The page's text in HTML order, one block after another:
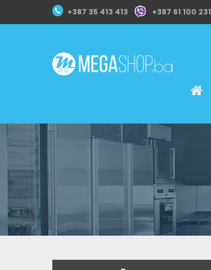
+387 35 413 413 +387 61 100 231